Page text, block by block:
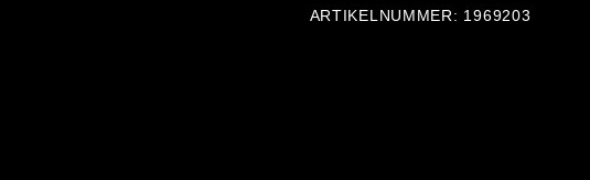
ARTIKELNUMMER: 1969203